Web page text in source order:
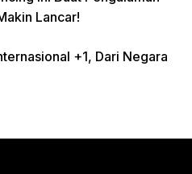
Lancar!
+1, Dari Negara